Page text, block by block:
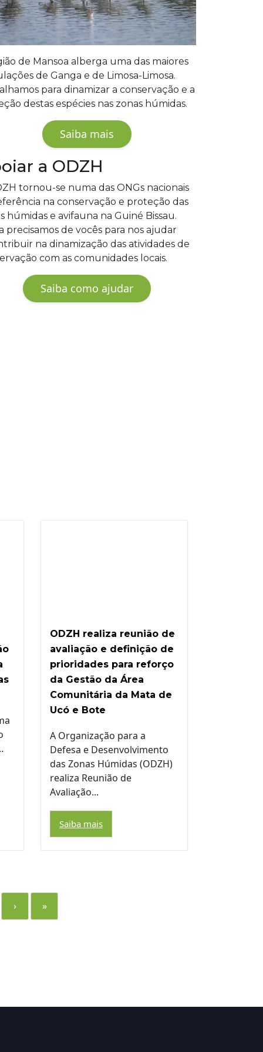
de Mansoa alberga uma das maiores
de Ganga e de Limosa-Limosa.
para dinamizar a conservação e a
destas espécies nas zonas húmidas.
Saiba mais
a ODZH
tornou-se numa das ONGs nacionais
na conservação e proteção das
húmidas e avifauna na Guiné Bissau.
precisamos de vocês para nos ajudar
na dinamização das atividades de
com as comunidades locais.
Saiba como ajudar
ODZH realiza reunião de
avaliação e definição de
prioridades para reforço
da Gestão da Área
Comunitária da Mata de
Ucó e Bote
A Organização para a
Defesa e Desenvolvimento
das Zonas Húmidas (ODZH)
realiza Reunião de
Avaliação...
Saiba mais
› »